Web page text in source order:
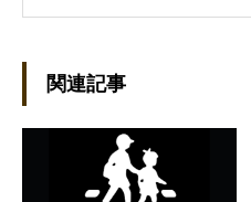
制作。プラ
一期修了生
話人、2020
関連記事